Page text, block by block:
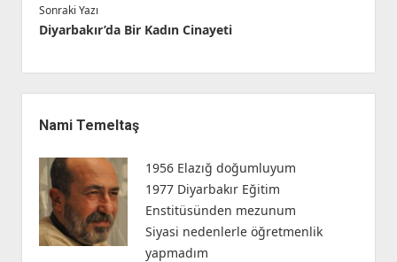
Sonraki Yazı
Diyarbakır’da Bir Kadın Cinayeti
Menü
Nami Temeltaş
1956 Elazığ doğumluyum
1977 Diyarbakır Eğitim
Enstitüsünden mezunum
Siyasi nedenlerle öğretmenlik
yapmadım